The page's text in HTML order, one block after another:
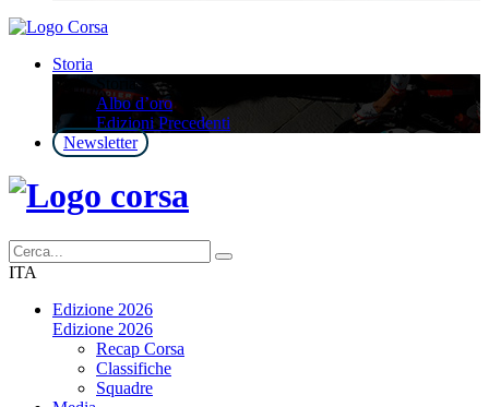
Storia
Storia
Albo d’oro
Edizioni Precedenti
Newsletter
ITA
Edizione 2026
Edizione 2026
Recap Corsa
Classifiche
Squadre